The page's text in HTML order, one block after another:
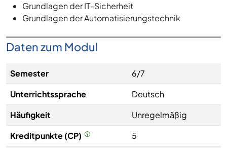
Grundlagen der IT-Sicherheit
Grundlagen der Automatisierungstechnik
Daten zum Modul
Semester
6/7
Unterrichtssprache
Deutsch
Häufigkeit
Unregelmäßig
Kreditpunkte (CP)
5